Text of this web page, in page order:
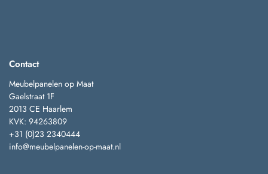
Contact
Meubelpanelen op Maat
Gaelstraat 1F
2013 CE Haarlem
KVK: 94263809
+31 (0)23 2340444
info@meubelpanelen-op-maat.nl